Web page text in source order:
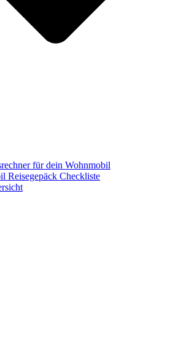
für dein Wohnmobil
Reisegepäck Checkliste